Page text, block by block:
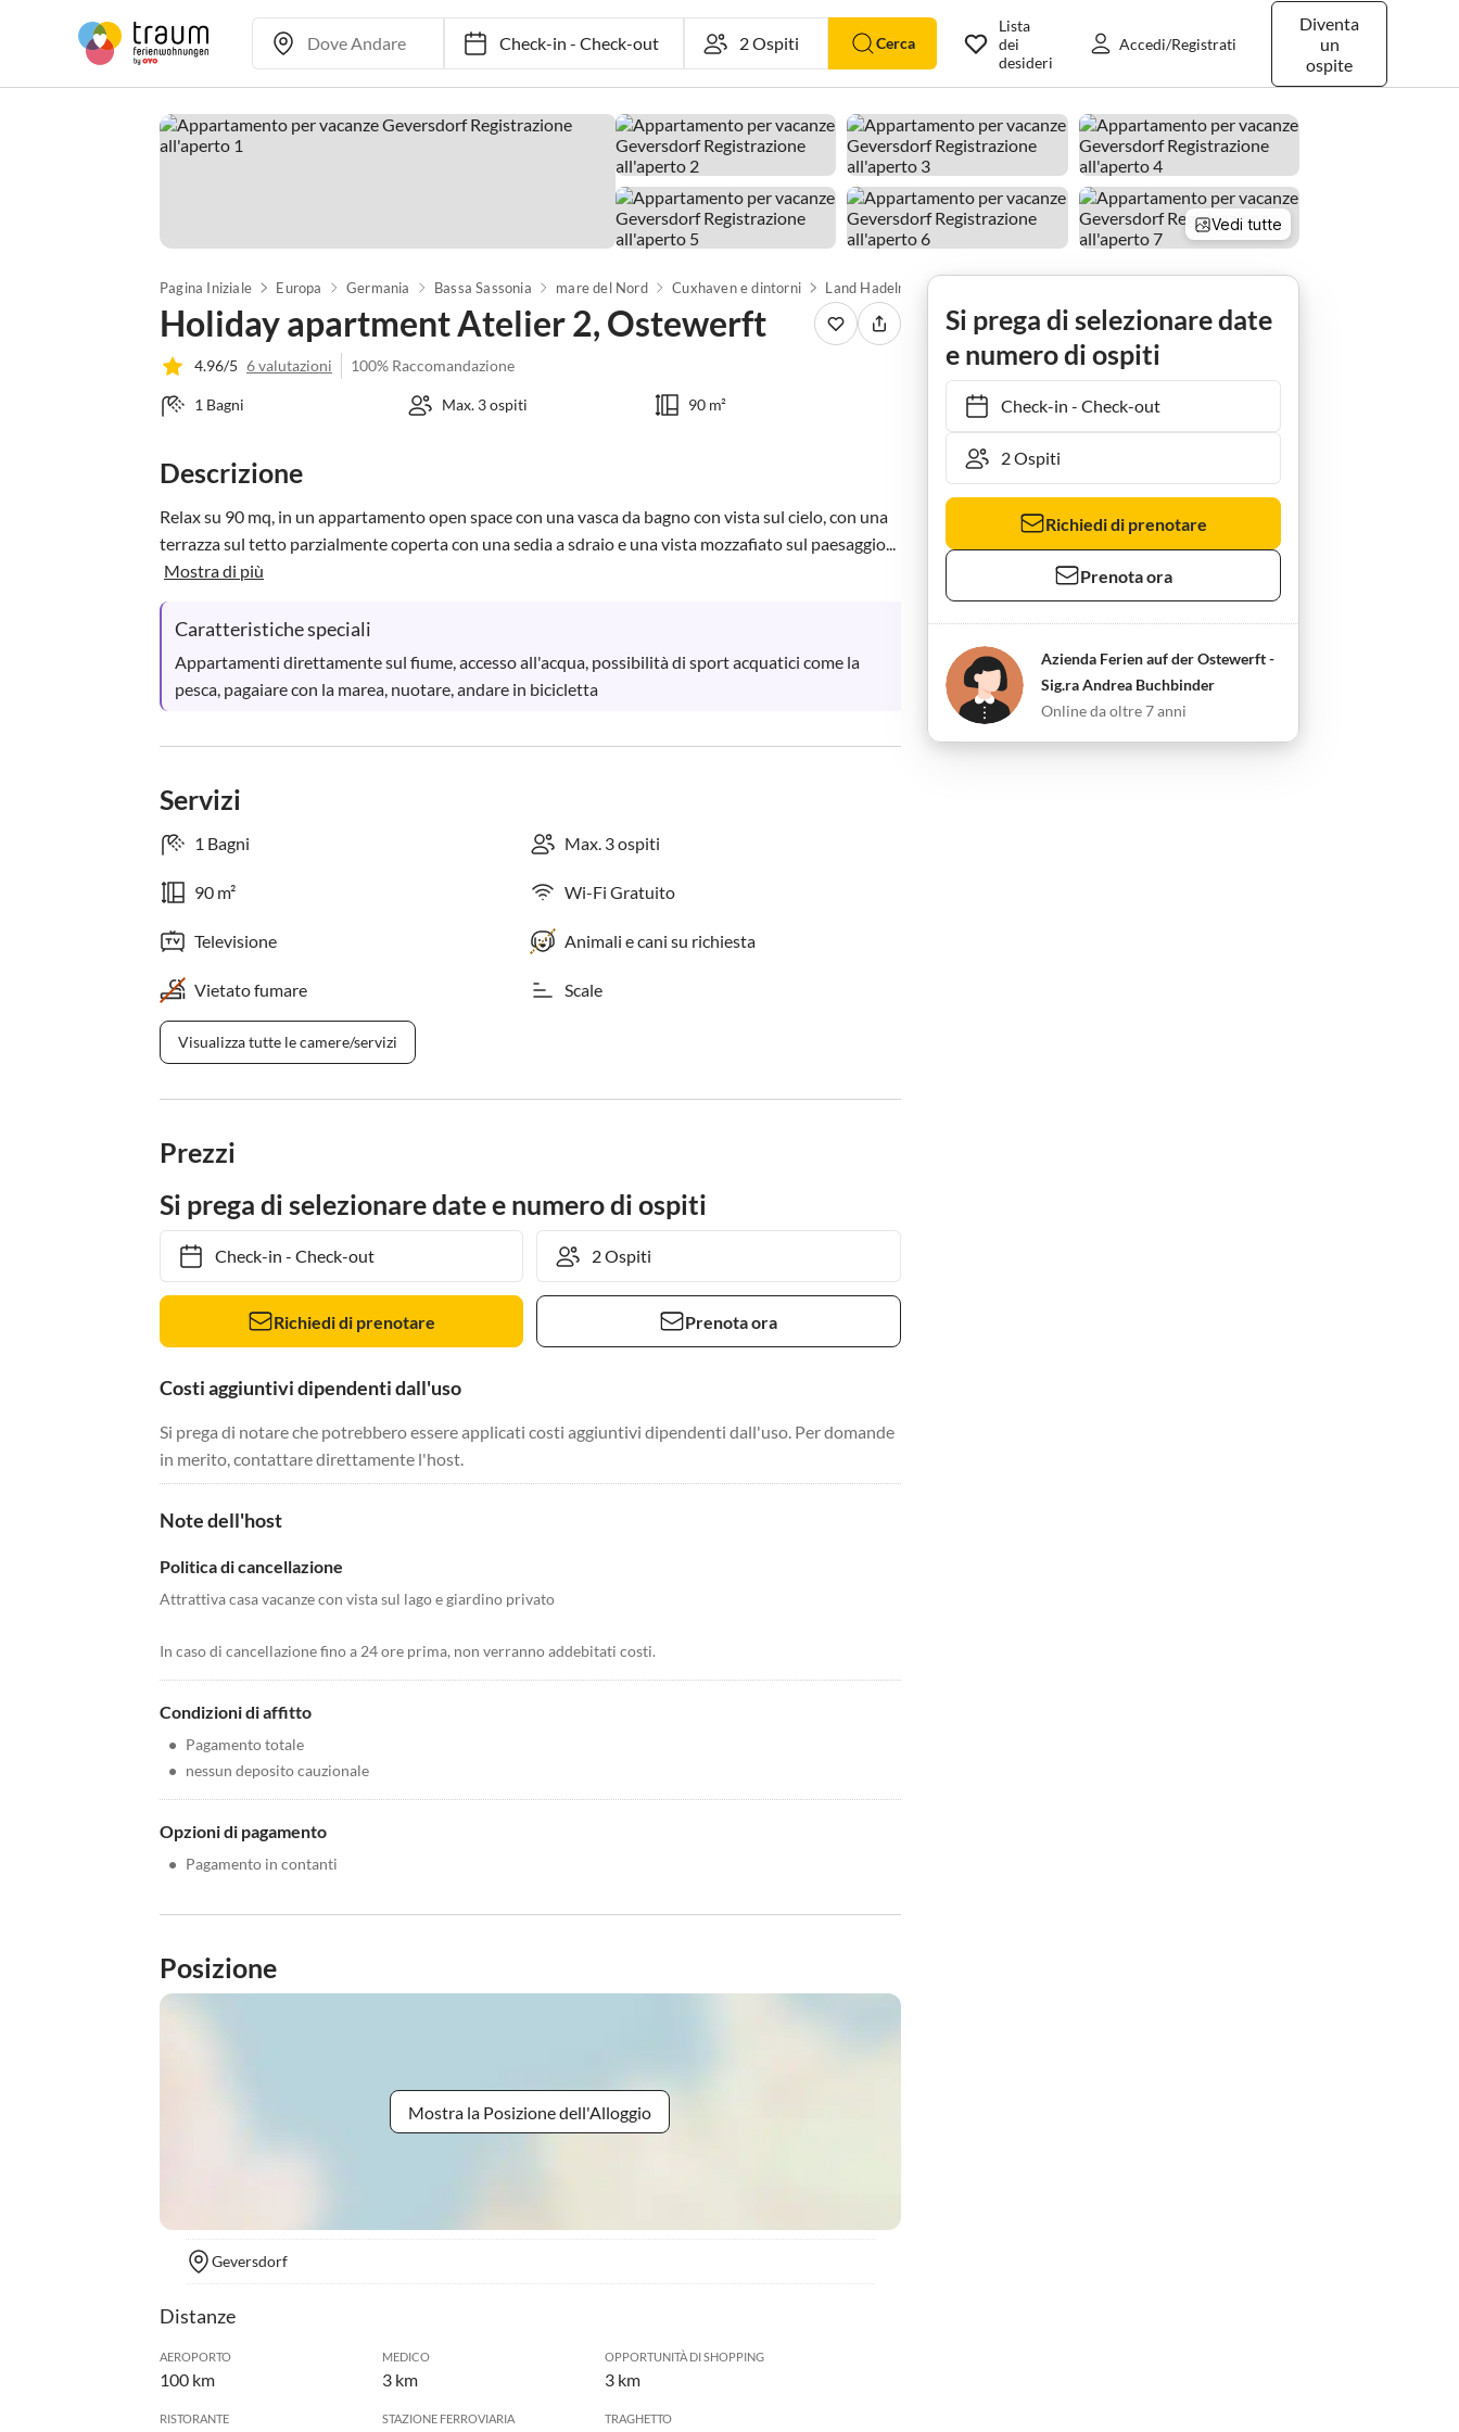
Check-in- Check-out Cerca
Diventa
un
ospite
Lista
dei
desideri
Accedi/Registrati
Vedi tutte
Pagina Iniziale Europa Germania Bassa Sassonia mare del Nord Cuxhaven e dintorni Land Hadeln Geversdorf
Holiday apartment Atelier 2, Ostewerft
4.96/5 6 valutazioni 100% Raccomandazione
1 Bagni Max. 3 ospiti 90 m²
Descrizione
Relax su 90 mq, in un appartamento open space con una vasca da bagno con vista sul cielo, con una
terrazza sul tetto parzialmente coperta con una sedia a sdraio e una vista mozzafiato sul paesaggio...
Mostra di più
Caratteristiche speciali
Appartamenti direttamente sul fiume, accesso all'acqua, possibilità di sport acquatici come la
pesca, pagaiare con la marea, nuotare, andare in bicicletta
Servizi
1 Bagni Max. 3 ospiti
90 m² Wi-Fi Gratuito
Televisione Animali e cani su richiesta
Vietato fumare Scale
Visualizza tutte le camere/servizi
Prezzi
Si prega di selezionare date e numero di ospiti
Check-in- Check-out
Richiedi di prenotare Prenota ora
Costi aggiuntivi dipendenti dall'uso
Si prega di notare che potrebbero essere applicati costi aggiuntivi dipendenti dall'uso. Per domande
in merito, contattare direttamente l'host.
Note dell'host
Politica di cancellazione
Attrattiva casa vacanze con vista sul lago e giardino privato
In caso di cancellazione fino a 24 ore prima, non verranno addebitati costi.
Condizioni di affitto
• Pagamento totale
• nessun deposito cauzionale
Opzioni di pagamento
• Pagamento in contanti
Posizione
Mostra la Posizione dell'Alloggio
Geversdorf
Distanze
AEROPORTO
100 km
MEDICO
3 km
OPPORTUNITÀ DI SHOPPING
3 km
RISTORANTE STAZIONE FERROVIARIA TRAGHETTO
Si prega di selezionare date
e numero di ospiti
Check-in- Check-out
Richiedi di prenotare
Prenota ora
Azienda Ferien auf der Ostewerft -
Sig.ra Andrea Buchbinder
Online da oltre 7 anni